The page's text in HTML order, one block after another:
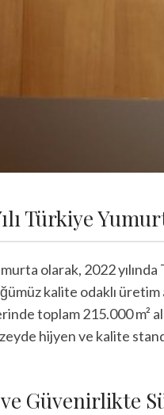
Türkiye
olarak, 2022
kalite odaklı üretim
toplam 215.000 m²
hijyen ve kalite
Güvenirlikte